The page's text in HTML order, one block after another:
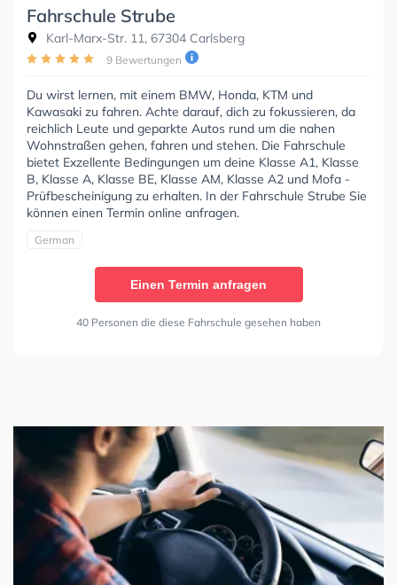
Fahrschule Strube
Karl-Marx-Str. 11, 67304 Carlsberg
9 Bewertungen
Du wirst lernen, mit einem BMW, Honda, KTM und
Kawasaki zu fahren. Achte darauf, dich zu fokussieren, da
reichlich Leute und geparkte Autos rund um die nahen
Wohnstraßen gehen, fahren und stehen. Die Fahrschule
bietet Exzellente Bedingungen um deine Klasse A1, Klasse
B, Klasse A, Klasse BE, Klasse AM, Klasse A2 und Mofa -
Prüfbescheinigung zu erhalten. In der Fahrschule Strube Sie
können einen Termin online anfragen.
German
Einen Termin anfragen
40 Personen die diese Fahrschule gesehen haben